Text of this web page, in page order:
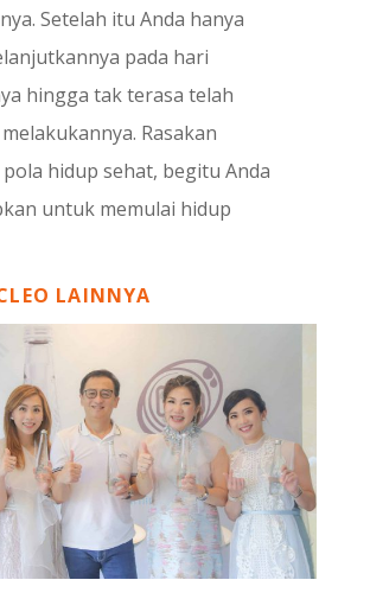
Setelah itu Anda hanya
pada hari
hingga tak terasa telah
Rasakan
hidup sehat, begitu Anda
untuk memulai hidup
LAINNYA